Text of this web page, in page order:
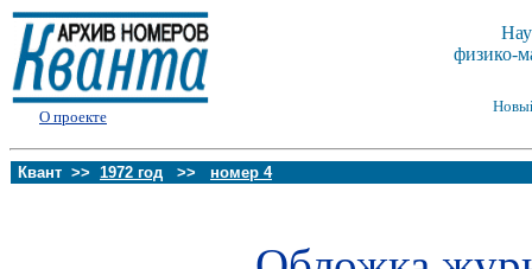
О проекте
физико-
Квант >> 1972 год >> номер 4